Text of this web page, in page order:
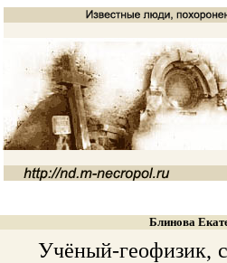
Блинова
Учёный-геофизик,